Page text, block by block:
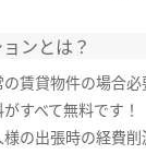
ンとは？
の賃貸物件の場合
すべて無料です！
様の出張時の経費削